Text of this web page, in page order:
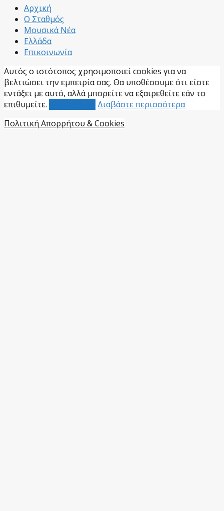
Αρχική
Ο Σταθμός
Μουσικά Νέα
Ελλάδα
Επικοινωνία
Αυτός ο ιστότοπος χρησιμοποιεί cookies για να
βελτιώσει την εμπειρία σας. Θα υποθέσουμε ότι είστε
εντάξει με αυτό, αλλά μπορείτε να εξαιρεθείτε εάν το
επιθυμείτε.
Διαβάστε περισσότερα
Πολιτική Απορρήτου & Cookies